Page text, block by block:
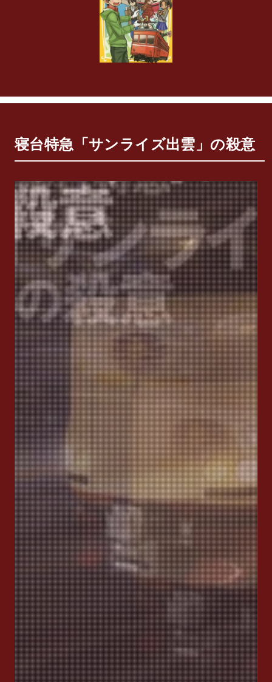
寝台特急「サンライズ出雲」の殺意